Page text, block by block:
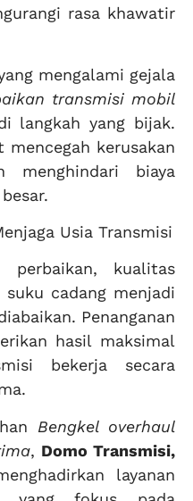
rasa khawatir
mengalami gejala
transmisi mobil
langkah yang bijak.
mencegah kerusakan
biaya
Usia Transmisi
kualitas
cadang menjadi
Penanganan
hasil maksimal
bekerja secara
Bengkel overhaul
, Domo Transmisi,
layanan